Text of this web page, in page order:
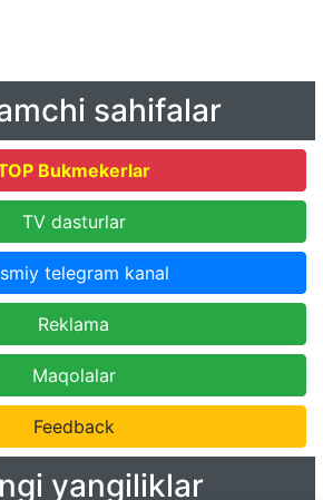
sahifalar
Bukmekerlar
TV dasturlar
telegram kanal
Reklama
Maqolalar
Feedback
yangiliklar